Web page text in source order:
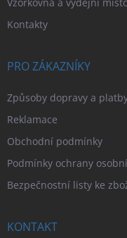
Vzorkovna a výdejní
Kontakty
PRO ZÁKAZNÍKY
Způsoby dopravy a
Reklamace
Obchodní podmínky
Podmínky ochrany
Bezpečnostní listy ke
KONTAKT